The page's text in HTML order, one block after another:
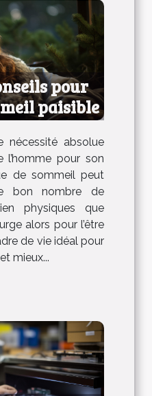
pour
paisible
nécessité absolue
l’homme pour son
de sommeil peut
bon nombre de
physiques que
alors pour l’être
de vie idéal pour
mieux...